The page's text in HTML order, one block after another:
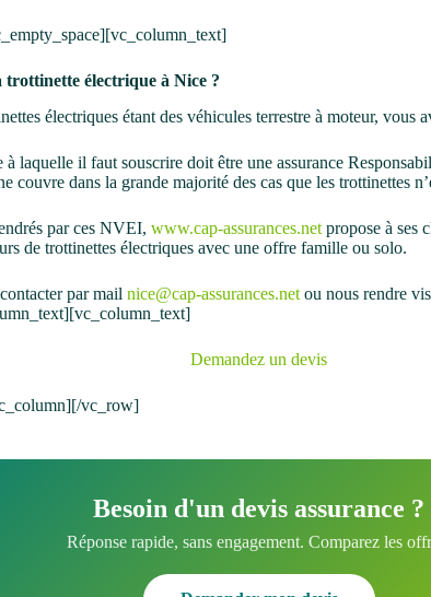
trottinette électrique à Nice ?
électriques étant des véhicules terrestre à moteur, vous
à laquelle il faut souscrire doit être une assurance
couvre dans la grande majorité des cas que les trottinettes
par ces NVEI, www.cap-assurances.net propose à ses
de trottinettes électriques avec une offre famille ou solo.
par mail nice@cap-assurances.net ou nous rendre
Demandez un devis
vc_row]
Besoin d'un devis assurance ?
Réponse rapide, sans engagement. Comparez les